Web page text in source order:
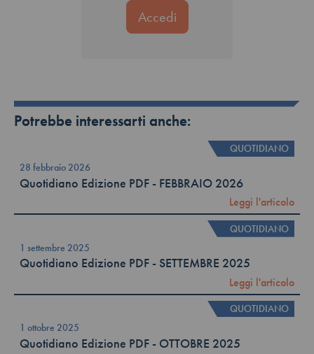
Potrebbe interessarti anche:
QUOTIDIANO
28 febbraio 2026
Quotidiano Edizione PDF - FEBBRAIO 2026
Leggi l'articolo
QUOTIDIANO
1 settembre 2025
Quotidiano Edizione PDF - SETTEMBRE 2025
Leggi l'articolo
QUOTIDIANO
1 ottobre 2025
Quotidiano Edizione PDF - OTTOBRE 2025